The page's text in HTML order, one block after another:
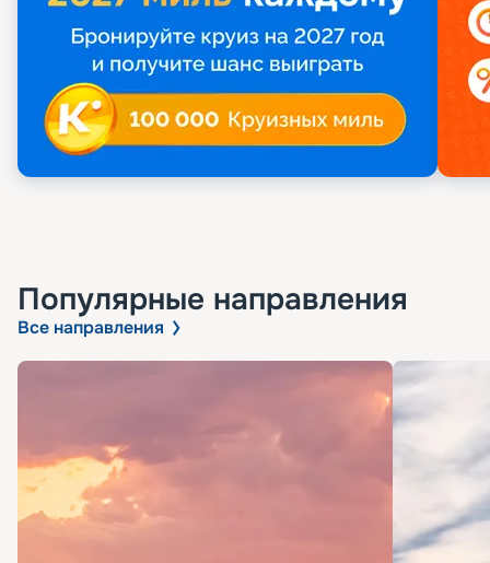
Популярные направления
Все направления